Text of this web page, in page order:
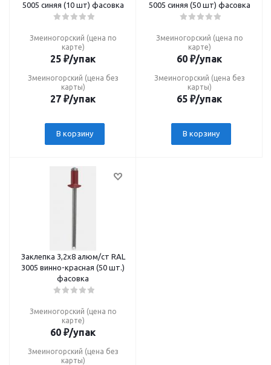
5005 синяя (10 шт) фасовка
Змеиногорский (цена по
карте)
25 ₽/упак
Змеиногорский (цена без
карты)
27 ₽/упак
В корзину
5005 синяя (50 шт) фасовка
Змеиногорский (цена по
карте)
60 ₽/упак
Змеиногорский (цена без
карты)
65 ₽/упак
В корзину
Заклепка 3,2х8 алюм/ст RAL
3005 винно-красная (50 шт.)
фасовка
Змеиногорский (цена по
карте)
60 ₽/упак
Змеиногорский (цена без
карты)